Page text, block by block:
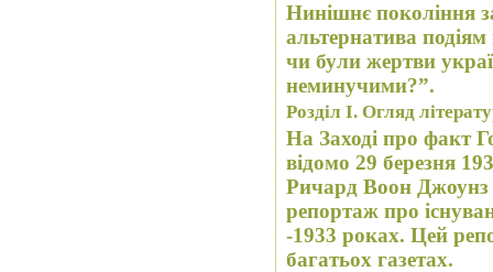
Нинішнє покоління
альтернатива подіям
чи були жертви
неминучими?”.
Розділ І. Огляд
На Заході про факт
відомо 29 березня
Ричард Воон Дж
репортаж про
-1933 роках. Цей
багатьох газетах.